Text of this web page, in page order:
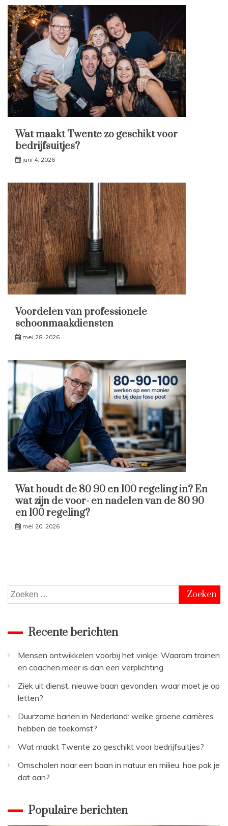
Wat maakt Twente zo geschikt voor
bedrijfsuitjes?
juni 4, 2026
Voordelen van professionele
schoonmaakdiensten
mei 28, 2026
Wat houdt de 80 90 en 100 regeling in? En
wat zijn de voor- en nadelen van de 80 90
en 100 regeling?
mei 20, 2026
Zoeken
naar:
Recente berichten
Mensen ontwikkelen voorbij het vinkje: Waarom trainen
en coachen meer is dan een verplichting
Ziek uit dienst, nieuwe baan gevonden: waar moet je op
letten?
Duurzame banen in Nederland: welke groene carrières
hebben de toekomst?
Wat maakt Twente zo geschikt voor bedrijfsuitjes?
Omscholen naar een baan in natuur en milieu: hoe pak je
dat aan?
Populaire berichten